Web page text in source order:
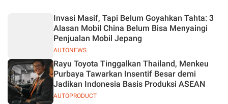
AUTONEWS
Invasi Masif, Tapi Belum Goyahkan Tahta: 3
Alasan Mobil China Belum Bisa Menyaingi
Penjualan Mobil Jepang
AUTOPRODUCT
Rayu Toyota Tinggalkan Thailand, Menkeu
Purbaya Tawarkan Insentif Besar demi
Jadikan Indonesia Basis Produksi ASEAN